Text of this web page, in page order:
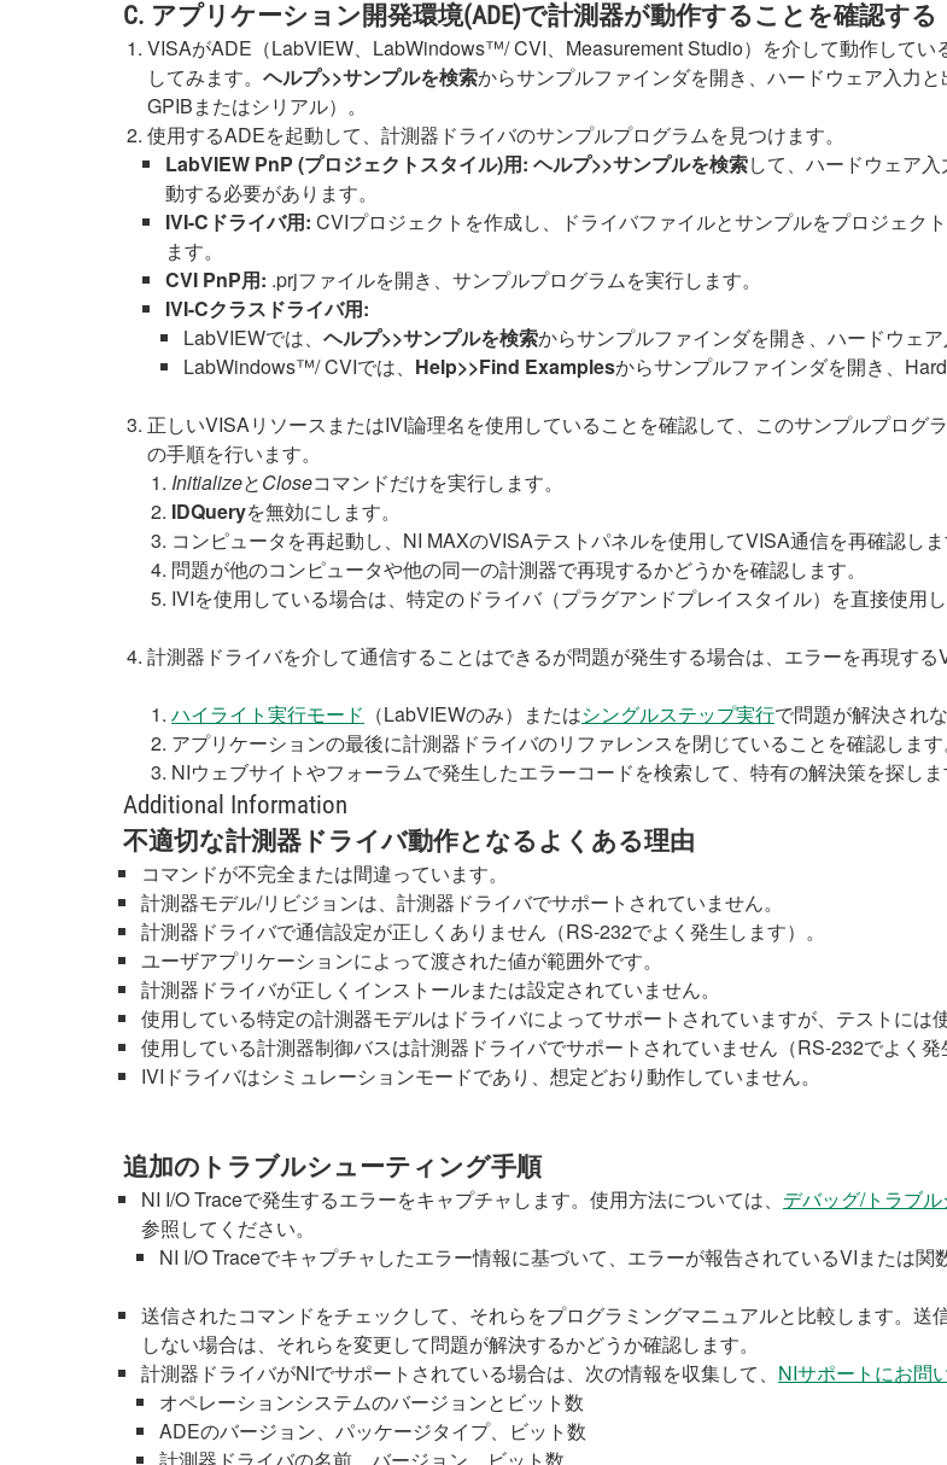
C. アプリケーション開発環境(ADE)で計測器が動作することを確認する
VISAがADE（LabVIEW、LabWindows™/ CVI、Measurement Studio）を介して動作して
してみます。 ヘルプ>>サンプルを検索からサンプルファインダを開き、ハードウェア入力
GPIBまたはシリアル）。
使用するADEを起動して、計測器ドライバのサンプルプログラムを見つけます。
LabVIEW PnP (プロジェクトスタイル)用: ヘルプ>>サンプルを検索して、ハードウェア
動する必要があります。
IVI-Cドライバ用: CVIプロジェクトを作成し、ドライバファイルとサンプルをプロジェク
ます。
CVI PnP用: .prjファイルを開き、サンプルプログラムを実行します。
IVI-Cクラスドライバ用:
LabVIEWでは、 ヘルプ>>サンプルを検索からサンプルファインダを開き、ハードウェ
LabWindows™/ CVIでは、 Help>>Find Examplesからサンプルファインダを開き、
正しいVISAリソースまたはIVI論理名を使用していることを確認して、このサンプルプロ
の手順を行います。
InitializeとCloseコマンドだけを実行します。
IDQueryを無効にします。
コンピュータを再起動し、NI MAXのVISAテストパネルを使用してVISA通信を再確認しま
問題が他のコンピュータや他の同一の計測器で再現するかどうかを確認します。
IVIを使用している場合は、特定のドライバ（プラグアンドプレイスタイル）を直接使用し
計測器ドライバを介して通信することはできるが問題が発生する場合は、エラーを再現す
ハイライト実行モード （LabVIEWのみ）またはシングルステップ実行で問題が解決され
アプリケーションの最後に計測器ドライバのリファレンスを閉じていることを確認します
NIウェブサイトやフォーラムで発生したエラーコードを検索して、特有の解決策を探しま
Additional Information
不適切な計測器ドライバ動作となるよくある理由
コマンドが不完全または間違っています。
計測器モデル/リビジョンは、計測器ドライバでサポートされていません。
計測器ドライバで通信設定が正しくありません（RS-232でよく発生します）。
ユーザアプリケーションによって渡された値が範囲外です。
計測器ドライバが正しくインストールまたは設定されていません。
使用している特定の計測器モデルはドライバによってサポートされていますが、テストには
使用している計測器制御バスは計測器ドライバでサポートされていません（RS-232でよく発
IVIドライバはシミュレーションモードであり、想定どおり動作していません。
追加のトラブルシューティング手順
NI I/O Traceで発生するエラーをキャプチャします。使用方法については、 デバッグ/トラブ
参照してください。
NI I/O Traceでキャプチャしたエラー情報に基づいて、エラーが報告されているVIまたは関
送信されたコマンドをチェックして、それらをプログラミングマニュアルと比較します。
しない場合は、それらを変更して問題が解決するかどうか確認します。
計測器ドライバがNIでサポートされている場合は、次の情報を収集して、 NIサポートにお問
オペレーションシステムのバージョンとビット数
ADEのバージョン、パッケージタイプ、ビット数